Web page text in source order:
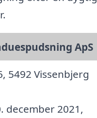
ApS
5492 Vissenbjerg
december 2021,